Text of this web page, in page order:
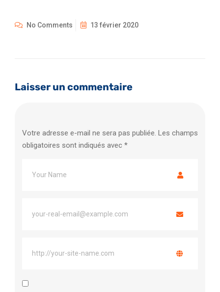
No Comments 13 février 2020
Laisser un commentaire
Votre adresse e-mail ne sera pas publiée. Les champs
obligatoires sont indiqués avec *